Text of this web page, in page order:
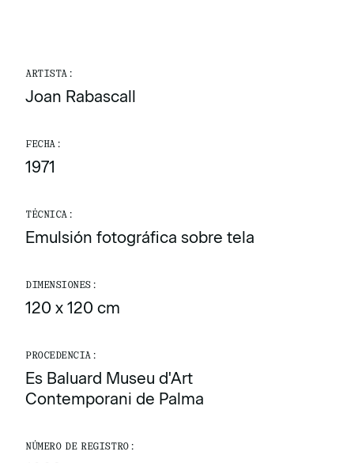
ARTISTA:
Joan Rabascall
FECHA:
1971
TÉCNICA:
Emulsión fotográfica sobre tela
DIMENSIONES:
120 x 120 cm
PROCEDENCIA:
Es Baluard Museu d'Art
Contemporani de Palma
NÚMERO DE REGISTRO: